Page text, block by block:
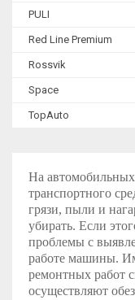
PULI
Red Line Premium
Rossvik
Space
TopAuto
На автомобильных
транспортного
грязи, пыли и
убирать. Если
проблемы с
работе машины.
ремонтных работ
осуществляют